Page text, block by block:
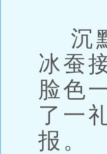
沉
冰蚕
脸色
了一
报。